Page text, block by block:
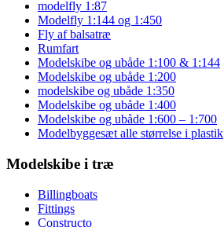
modelfly 1:87
Modelfly 1:144 og 1:450
Fly af balsatræ
Rumfart
Modelskibe og ubåde 1:100 & 1:144
Modelskibe og ubåde 1:200
modelskibe og ubåde 1:350
Modelskibe og ubåde 1:400
Modelskibe og ubåde 1:600 – 1:700
Modelbyggesæt alle størrelse i plastik
Modelskibe i træ
Billingboats
Fittings
Constructo